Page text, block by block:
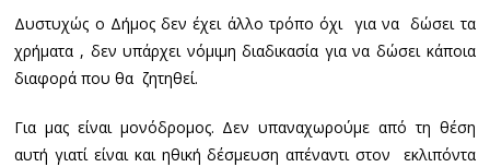
Δυστυχώς ο Δήμος δεν έχει άλλο τρόπο όχι για να δώσει τα
χρήματα , δεν υπάρχει νόμιμη διαδικασία για να δώσει κάποια
διαφορά που θα ζητηθεί.
Για μας είναι μονόδρομος. Δεν υπαναχωρούμε από τη θέση
αυτή γιατί είναι και ηθική δέσμευση απέναντι στον εκλιπόντα